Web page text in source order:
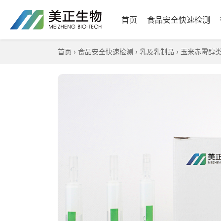
首页 食品安全快速检测
首页 › 食品安全快速检测 › 乳及乳制品 › 玉米赤霉醇